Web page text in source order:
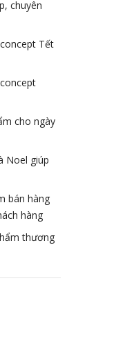
chuyên
Tết
cho ngày
Noel giúp
bán hàng
hàng
thương